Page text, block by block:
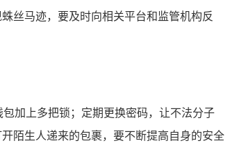
丝马迹，要及时向相关平台和监管机构反
加上多把锁；定期更换密码，让不法分子
陌生人递来的包裹，要不断提高自身的安全